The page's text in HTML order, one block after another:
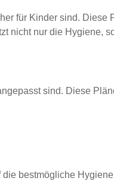
für Kinder sind. Diese
nicht nur die Hygiene,
sind. Diese
bestmögliche